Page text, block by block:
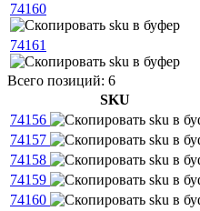
74160
74161
Всего позиций: 6
SKU
74156
74157
74158
74159
74160